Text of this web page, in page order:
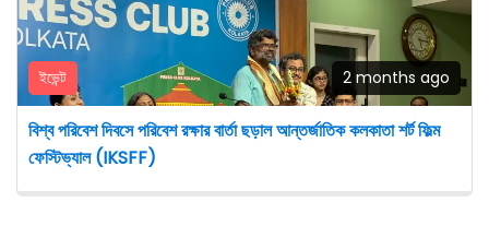
ইভেন্ট 2 months ago
বিশ্ব পরিবেশ দিবসে পরিবেশ রক্ষার বার্তা ছড়াল আন্তর্জাতিক কলকাতা শর্ট ফিল্ম
ফেস্টিভ্যাল (IKSFF)